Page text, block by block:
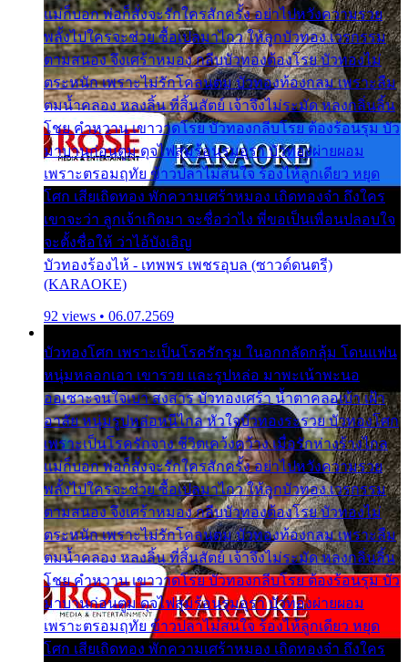
แม่ก็บอก พ่อก็สั่งจะรักใครสักครั้ง อย่าไปหวังความรวย
พลั้งไปใครจะช่วย ซื้อเปลมาไกว ให้ลูกบัวทอง เวรกรรม
ตามสนอง จึงเศร้าหมอง กลีบบัวทองต้องโรย บัวทองไม่
ตระหนัก เพราะไม่รักโคลนตม บัวทองท้องกลม เพราะลืม
ตมน้ำคลอง หลงลิ้น ที่สิ้นสัตย์ เจ้าจึงไม่ระมัด หลงกลิ่นลิ้น
โชย คำหวาน เขาวาดโรย บัวทองกลีบโรย ต้องร้อนรุม บัว
มาบานก่อนตูม ดุจไฟสุมร้อนรุมอุรา บัวทองผ่ายผอม
เพราะตรอมฤทัย ข้าวปลาไม่สนใจ ร้องไห้ลูกเดียว หยุด
โศก เสียเถิดทอง พักความเศร้าหมอง เถิดทองจ๋า ถึงใคร
เขาจะว่า ลูกเจ้าเกิดมา จะชื่อว่าไง พี่ขอเป็นเพื่อนปลอบใจ
จะตั้งชื่อให้ ว่าไอ้บังเอิญ
บัวทองร้องไห้ - เทพพร เพชรอุบล (ซาวด์ดนตรี)
(KARAOKE)
92 views • 06.07.2569
บัวทองโศก เพราะเป็นโรครักรุม ในอกกลัดกลุ้ม โดนแฟน
หนุ่มหลอกเอา เขารวย และรูปหล่อ มาพะเน้าพะนอ
ออเซาะจนใจเบา สงสาร บัวทองเศร้า น้ำตาคลอเบ้า เฝ้า
อาลัย หนุ่มรูปหล่อหนีไกล หัวใจบัวทองระรวย บัวทองโศก
เพราะเป็นโรครักจาง ชีวิตเคว้งคว้าง เมื่อรักห่างร้างไกล
แม่ก็บอก พ่อก็สั่งจะรักใครสักครั้ง อย่าไปหวังความรวย
พลั้งไปใครจะช่วย ซื้อเปลมาไกว ให้ลูกบัวทอง เวรกรรม
ตามสนอง จึงเศร้าหมอง กลีบบัวทองต้องโรย บัวทองไม่
ตระหนัก เพราะไม่รักโคลนตม บัวทองท้องกลม เพราะลืม
ตมน้ำคลอง หลงลิ้น ที่สิ้นสัตย์ เจ้าจึงไม่ระมัด หลงกลิ่นลิ้น
โชย คำหวาน เขาวาดโรย บัวทองกลีบโรย ต้องร้อนรุม บัว
มาบานก่อนตูม ดุจไฟสุมร้อนรุมอุรา บัวทองผ่ายผอม
เพราะตรอมฤทัย ข้าวปลาไม่สนใจ ร้องไห้ลูกเดียว หยุด
โศก เสียเถิดทอง พักความเศร้าหมอง เถิดทองจ๋า ถึงใคร